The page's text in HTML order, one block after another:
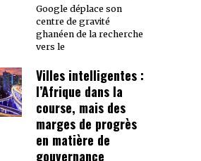
Google déplace son
centre de gravité
ghanéen de la recherche
vers le
Villes intelligentes :
l’Afrique dans la
course, mais des
marges de progrès
en matière de
gouvernance